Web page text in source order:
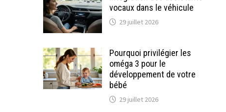
vocaux dans le véhicule
29 juillet 2026
Pourquoi privilégier les
oméga 3 pour le
développement de votre
bébé
29 juillet 2026